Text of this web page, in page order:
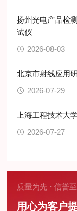
扬州光电产品检
试仪
2026-08-03
北京市射线应用
2026-07-29
上海工程技术大
2026-07-27
质量为先 · 信誉
用心为客户